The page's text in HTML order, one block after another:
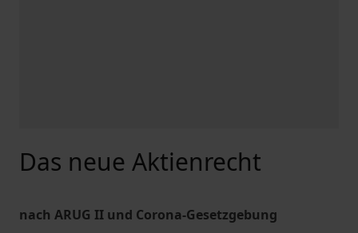
Das neue Aktienrecht
nach ARUG II und Corona-Gesetzgebung